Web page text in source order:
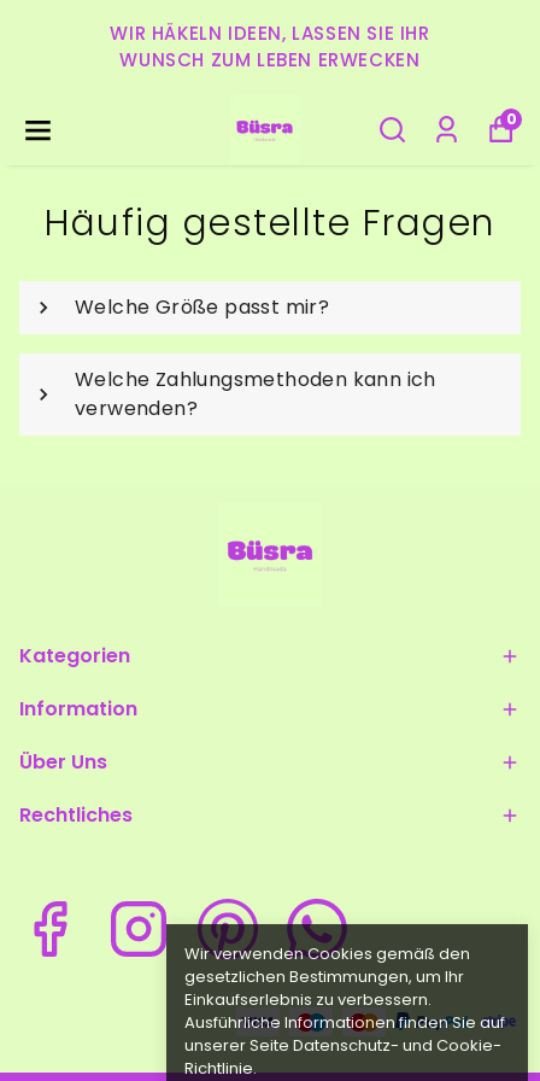
WIR HÄKELN IDEEN, LASSEN SIE IHR
WUNSCH ZUM LEBEN ERWECKEN
0
Wir verwenden Cookies gemäß den
gesetzlichen Bestimmungen, um Ihr
Einkaufserlebnis zu verbessern.
Ausführliche Informationen finden Sie auf
unserer Seite Datenschutz- und Cookie-
Richtlinie.
Häufig gestellte Fragen
Welche Größe passt mir?
Welche Zahlungsmethoden kann ich
verwenden?
Kategorien
Information
Über Uns
Rechtliches